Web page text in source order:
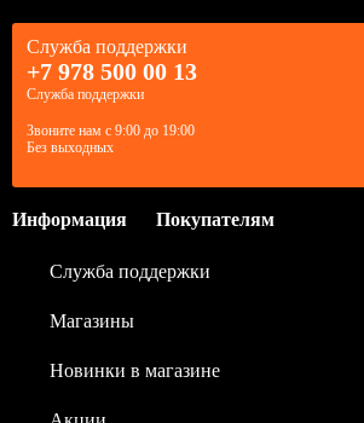
Служба поддержки
+7 978 500 00 13
Служба поддержки
Звоните нам с 9:00 до 19:00
Без выходных
Информация Покупателям
Служба поддержки
Магазины
Новинки в магазине